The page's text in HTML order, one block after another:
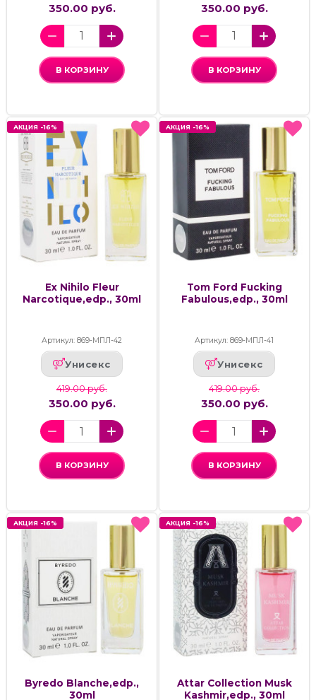
350.00 руб.
В КОРЗИНУ
350.00 руб.
В КОРЗИНУ
АКЦИЯ -16%
Ex Nihilo Fleur
Narcotique,edp., 30ml
Артикул: 869-МПЛ-42
Унисекс
АКЦИЯ -16%
419.00 руб.
350.00 руб.
В КОРЗИНУ
АКЦИЯ -16%
Tom Ford Fucking
Fabulous,edp., 30ml
Артикул: 869-МПЛ-41
Унисекс
АКЦИЯ -16%
419.00 руб.
350.00 руб.
В КОРЗИНУ
АКЦИЯ -16%
Byredo Blanche,edp.,
30ml
АКЦИЯ -16% АКЦИЯ -16%
Attar Collection Musk
Kashmir,edp., 30ml
АКЦИЯ -16%